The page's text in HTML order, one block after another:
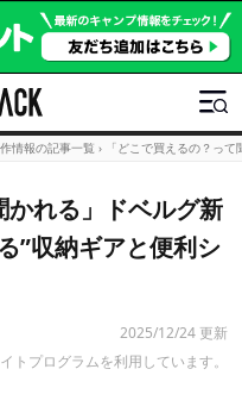
情報の記事一覧 › 「どこで買えるの？っ
かれる」ドベルグ新
”収納ギアと便利シ
2025/12/24 更新
トプログラムを利用しています。